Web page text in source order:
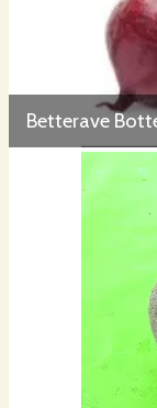
Betterave